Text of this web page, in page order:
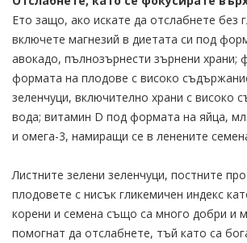
Ето защо, ако искате да отслабнете без
включете магнезий в диетата си под
авокадо, пълнозърнести зърнени храни;
формата на плодове с високо
зеленчуци, включително храни с високо
вода; витамин D под формата на яйца,
и омега-3, намиращи се в ленените
Листните зелени зеленчуци, постните
плодовете с нисък гликемичен индекс
корени и семена също са много добри и
помогнат да отслабнете, тъй като са